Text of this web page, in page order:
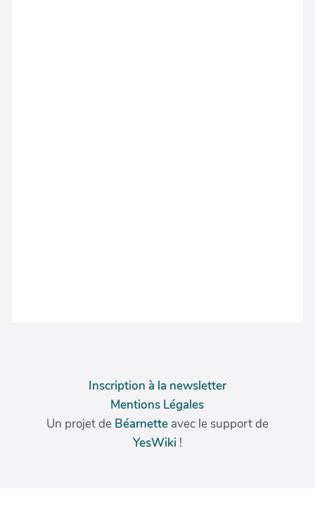
Inscription à la newsletter
Mentions Légales
Un projet de Béarnette avec le support de
YesWiki !